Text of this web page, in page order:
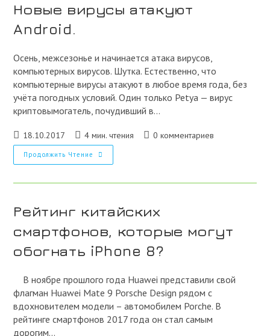
Бесплатным
Wi-
Новые вирусы атакуют
Android.
Осень, межсезонье и начинается атака вирусов,
компьютерных вирусов. Шутка. Естественно, что
компьютерные вирусы атакуют в любое время года, без
учёта погодных условий. Один только Petya — вирус
криптовымогатель, почудивший в…
Запись
опубликована:
18.10.2017
Время
чтения:
4 мин. чтения
Комментарии
0 комментариев
Продолжить Чтение Новые
Вирусы
Android.
Рейтинг китайских
смартфонов, которые могут
обогнать iPhone 8?
В ноябре прошлого года Huawei представили свой
флагман Huawei Mate 9 Porsche Design рядом с
вдохновителем модели – автомобилем Porche. В
рейтинге смартфонов 2017 года он стал самым
дорогим…